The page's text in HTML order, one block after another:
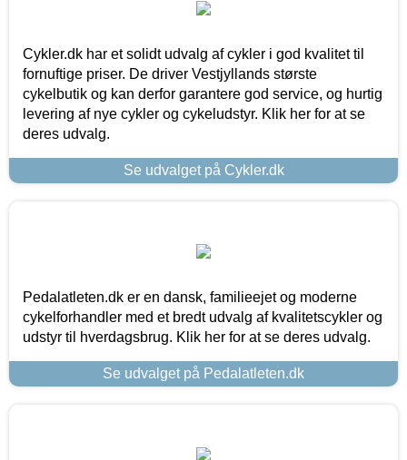
Cykler.dk har et solidt udvalg af cykler i god kvalitet til
fornuftige priser. De driver Vestjyllands største
cykelbutik og kan derfor garantere god service, og hurtig
levering af nye cykler og cykeludstyr. Klik her for at se
deres udvalg.
Se udvalget på Cykler.dk
Pedalatleten.dk er en dansk, familieejet og moderne
cykelforhandler med et bredt udvalg af kvalitetscykler og
udstyr til hverdagsbrug. Klik her for at se deres udvalg.
Se udvalget på Pedalatleten.dk